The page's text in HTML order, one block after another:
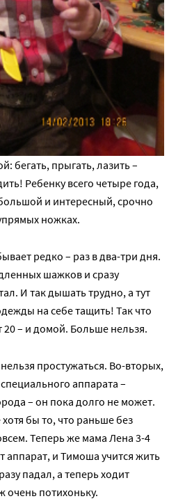
бегать, прыгать, лазить –
Ребенку всего четыре года,
и интересный, срочно
ножках.
редко – раз в два-три дня.
шажков и сразу
И так дышать трудно, а тут
на себе тащить! Так что
20 – и домой. Больше нельзя.
простужаться. Во-вторых,
аппарата –
– он пока долго не может.
бы то, что раньше без
Теперь же мама Лена 3-4
аппарат, и Тимоша учится жить
падал, а теперь ходит
очень потихоньку.